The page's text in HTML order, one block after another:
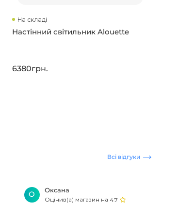
На складі
Настінний світильник Alouette
6380грн.
Всі відгуки
О
Оксана
Оцінив(а) магазин на4.7